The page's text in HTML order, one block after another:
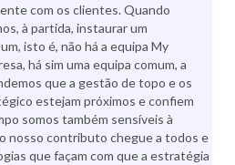
com os clientes. Quando
à partida, instaurar um
isto é, não há a equipa My
há sim uma equipa comum, a
que a gestão de topo e os
estejam próximos e confiem
somos também sensíveis à
nosso contributo chegue a todos e
que façam com que a estratégia